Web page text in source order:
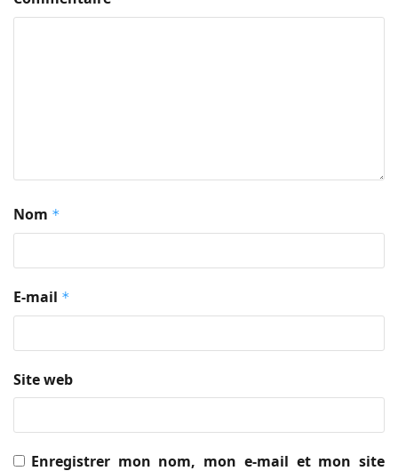
Nom *
E-mail *
Site web
Enregistrer mon nom, mon e-mail et mon site